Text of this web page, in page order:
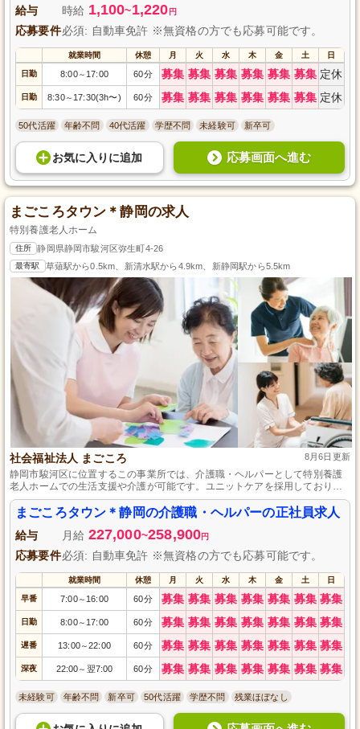
給与 時給 1,100~1,220 円
応募要件必須: 自動車免許 ※無資格の方でも応募可能です。
就業時間 休憩 月 火 水 木 金 土 日
日勤 8:00～ 17:00 60分 募集 募集 募集 募集 募集 募集 定休
日勤 8:30～ 17:30(3h〜) 60分 募集 募集 募集 募集 募集 募集 定休
50代活躍 年齢不問 40代活躍 学歴不問 未経験可 新卒可
お気に入り に追加 応募画面へ進む
まごころタウン＊静岡の求人
特別養護老人ホーム
住所 静岡県静岡市駿河区弥生町4-26
最寄駅 草薙駅から0.5km、新清水駅から4.9km、新静岡駅から5.5km
社会福祉法人 まごころ 8月6日更新
静岡市駿河区に位置するこの事業所では、介護職・ヘルパーとして特別養護
老人ホームでの生活支援や介護が可能です。ユニットケアを採用しており、
一人ひとりに寄り添った介護が実現できる環境が魅力です。賞与年2回あり
で、やりがいとともに安定した収入も期待できます。
まごころタウン＊静岡の介護職・ヘルパーの正社員求人
給与 月給 227,000~258,900円
応募要件必須: 自動車免許 ※無資格の方でも応募可能です。
就業時間 休憩 月 火 水 木 金 土 日
早番 7:00～ 16:00 60分 募集 募集 募集 募集 募集 募集 募集
日勤 8:00～ 17:00 60分 募集 募集 募集 募集 募集 募集 募集
遅番 13:00～22:00 60分 募集 募集 募集 募集 募集 募集 募集
深夜 22:00～ 翌7:00 60分 募集 募集 募集 募集 募集 募集 募集
未経験可 年齢不問 新卒可 50代活躍 学歴不問 残業ほぼなし